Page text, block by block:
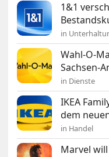
1&1
in
Wahl-O-
Sachsen-
in Dienste
IKEA
dem
in Handel
Marvel